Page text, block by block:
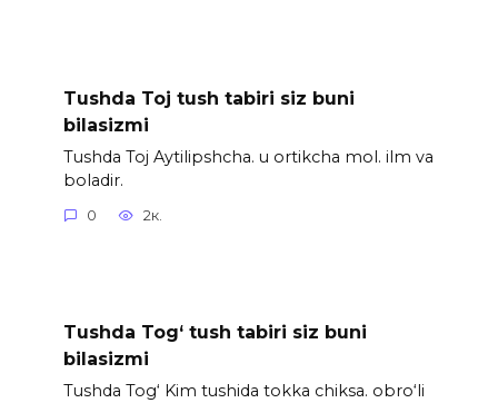
Tushda Toj tush tabiri siz buni
bilasizmi
Tushda Toj Aytilipshcha. u ortikcha mol. ilm va
boladir.
0 2к.
Tushda Tog‘ tush tabiri siz buni
bilasizmi
Tushda Tog‘ Kim tushida tokka chiksa. obro‘li